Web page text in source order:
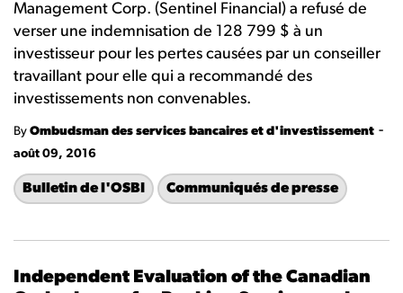
Management Corp. (Sentinel Financial) a refusé de
verser une indemnisation de 128 799 $ à un
investisseur pour les pertes causées par un conseiller
travaillant pour elle qui a recommandé des
investissements non convenables.
By Ombudsman des services bancaires et d'investissement -
août 09, 2016
Bulletin de l'OSBI Communiqués de presse
Independent Evaluation of the Canadian